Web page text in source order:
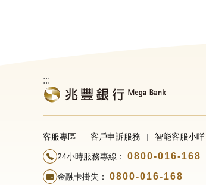
:::
客服專區 客戶申訴服務 智能客服小咩
24小時服務專線： 0800-016-168
金融卡掛失： 0800-016-168